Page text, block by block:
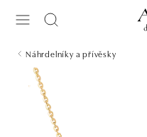
Náhrdelníky a přívěsky